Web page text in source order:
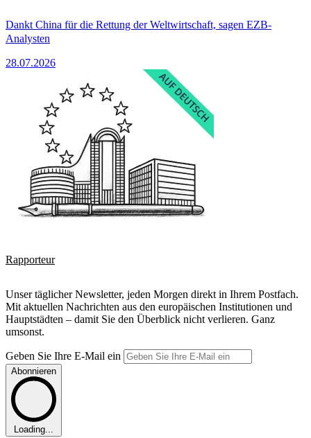
Dankt China für die Rettung der Weltwirtschaft, sagen EZB-
Analysten
28.07.2026
Rapporteur
Unser täglicher Newsletter, jeden Morgen direkt in Ihrem Postfach.
Mit aktuellen Nachrichten aus den europäischen Institutionen und
Hauptstädten – damit Sie den Überblick nicht verlieren. Ganz
umsonst.
Geben Sie Ihre E-Mail ein
Abonnieren
Loading...